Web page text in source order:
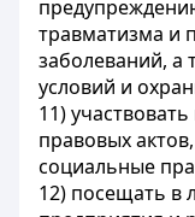
травматизма и
заболеваний, а
условий и
11)
правовых
социальные
12) посещать в